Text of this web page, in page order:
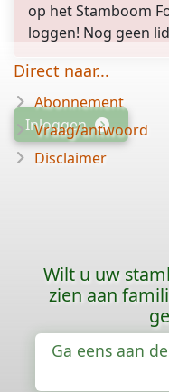
op het Stamboom
loggen! Nog geen
Inloggen
Direct naar...
Abonnement
Vraag/antwoord
Disclaimer
Wilt u uw
zien aan
Ga eens aan